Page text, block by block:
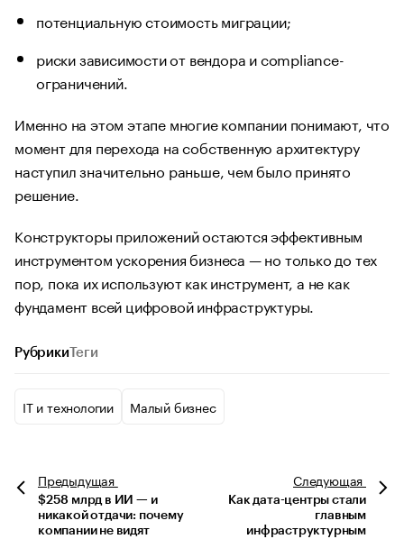
потенциальную стоимость миграции;
риски зависимости от вендора и compliance-
ограничений.
Именно на этом этапе многие компании понимают, что
момент для перехода на собственную архитектуру
наступил значительно раньше, чем было принято
решение.
Конструкторы приложений остаются эффективным
инструментом ускорения бизнеса — но только до тех
пор, пока их используют как инструмент, а не как
фундамент всей цифровой инфраструктуры.
Рубрики Теги
IT и технологии Малый бизнес
Предыдущая
$258 млрд в ИИ — и
никакой отдачи: почему
компании не видят
Следующая
Как дата-центры стали
главным
инфраструктурным